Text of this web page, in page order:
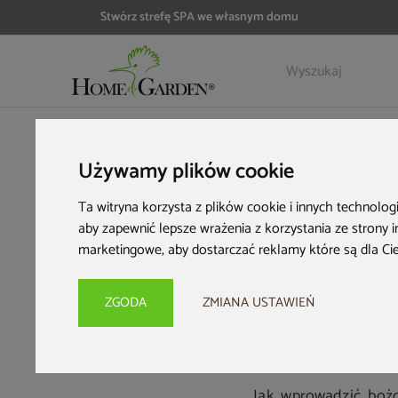
Używamy plików cookie
Ta witryna korzysta z plików cookie i innych
aby zapewnić lepsze wrażenia z korzystania ze strony
marketingowe,aby dostarczać reklamy które są dla
ZGODA ZMIANA USTAWIEŃ
Stwórz strefę SPA we własnym domu